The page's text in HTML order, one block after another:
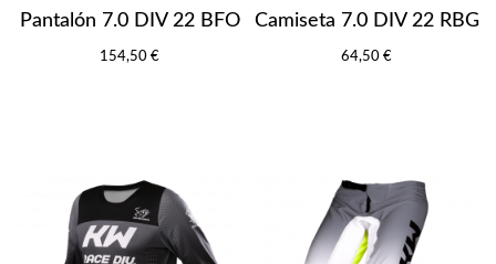
Pantalón 7.0 DIV 22 BFO
154,50 €
Camiseta 7.0 DIV 22 RBG
64,50 €